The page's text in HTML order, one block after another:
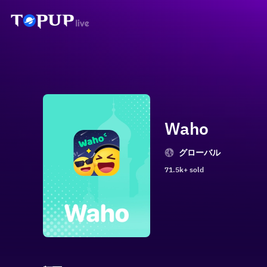
Waho
グローバル
71.5k+ sold